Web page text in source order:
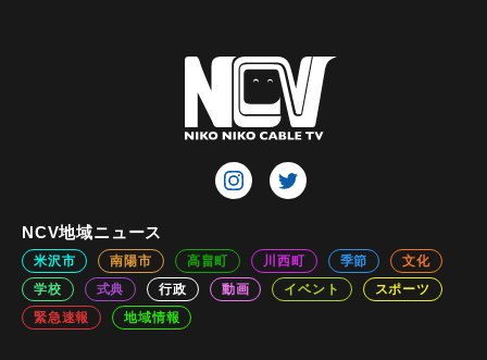
NCV地域ニュース
米沢市 南陽市 高畠町 川西町 季節
文化
学校
式典 行政 動画 イベント
スポーツ
緊急速報
地域情報